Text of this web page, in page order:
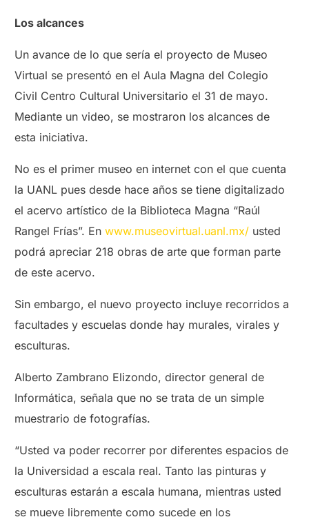
Los alcances
Un avance de lo que sería el proyecto de Museo
Virtual se presentó en el Aula Magna del Colegio
Civil Centro Cultural Universitario el 31 de mayo.
Mediante un video, se mostraron los alcances de
esta iniciativa.
No es el primer museo en internet con el que cuenta
la UANL pues desde hace años se tiene digitalizado
el acervo artístico de la Biblioteca Magna “Raúl
Rangel Frías”. Enwww.museovirtual.uanl.mx/ usted
podrá apreciar 218 obras de arte que forman parte
de este acervo.
Sin embargo, el nuevo proyecto incluye recorridos a
facultades y escuelas donde hay murales, virales y
esculturas.
Alberto Zambrano Elizondo, director general de
Informática, señala que no se trata de un simple
muestrario de fotografías.
“Usted va poder recorrer por diferentes espacios de
la Universidad a escala real. Tanto las pinturas y
esculturas estarán a escala humana, mientras usted
se mueve libremente como sucede en los